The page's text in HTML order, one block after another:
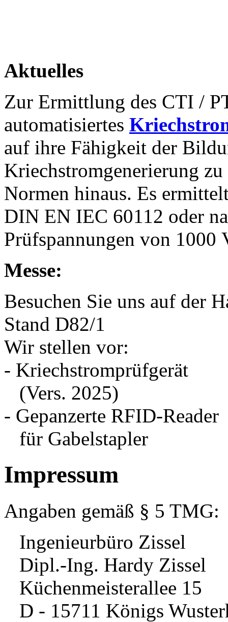
Aktuelles
Zur Ermittlung des CTI /
automatisiertes
auf ihre Fähigkeit der
Kriechstromgenerierung zu
Normen hinaus. Es
DIN EN IEC 60112 oder
Prüfspannungen von 1000
Messe:
Besuchen Sie uns auf der
Stand D82/1
Wir stellen vor:
- Kriechstromprüfgerät
(Vers. 2025)
- Gepanzerte RFID-Reader
für Gabelstapler
Impressum
Angaben gemäß § 5 TMG:
Ingenieurbüro Zissel
Dipl.-Ing. Hardy Zissel
Küchenmeisterallee 15
D - 15711 Königs